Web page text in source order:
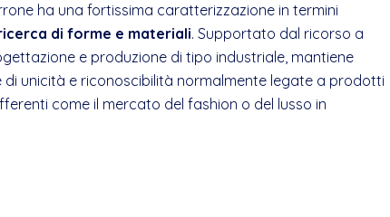
ha una fortissima caratterizzazione in termini
di forme e materiali. Supportato dal ricorso a
e produzione di tipo industriale, mantiene
unicità e riconoscibilità normalmente legate a prodotti
come il mercato del fashion o del lusso in